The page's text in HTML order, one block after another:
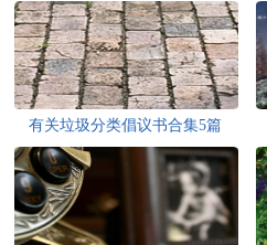
有关垃圾分类倡议书合集5篇